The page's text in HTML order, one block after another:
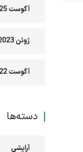
آگوست 2025
ژوئن 2023
آگوست 2022
دسته‌ها
آرایشی